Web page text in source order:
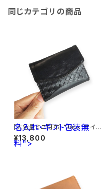
同じカテゴリの商品
名入れ・ギフト包装無
料">
[大容量ミニ財布] "Jack"マイク
ロウォレット < Black> 名入れ・
ギフト包装無料
¥13,800